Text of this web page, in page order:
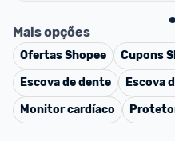
Mais opções
OfertasShopee Cupons
Escova de dente
Escova
Monitor cardíaco